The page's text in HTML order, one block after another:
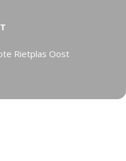
Rietplas Oost